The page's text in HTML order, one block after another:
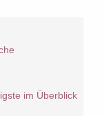
im Überblick